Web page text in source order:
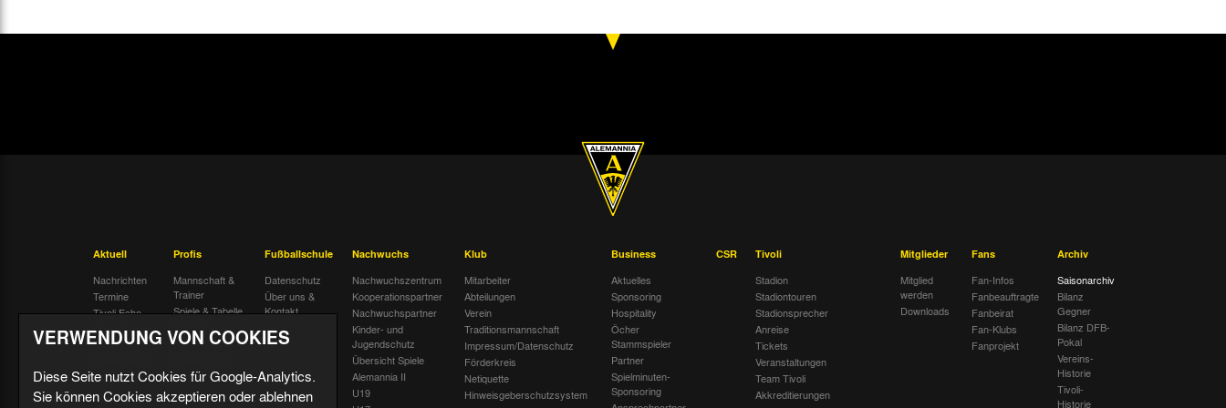
Fr. 17.05.2002
VERWENDUNG VON COOKIES
Diese Seite nutzt Cookies für Google-Analytics.
Sie können Cookies akzeptieren oder ablehnen